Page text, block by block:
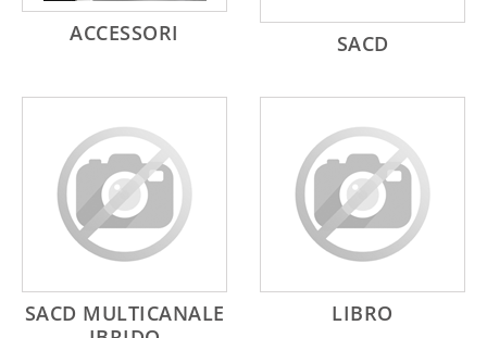
ACCESSORI SACD
SACD MULTICANALE
LIBRO